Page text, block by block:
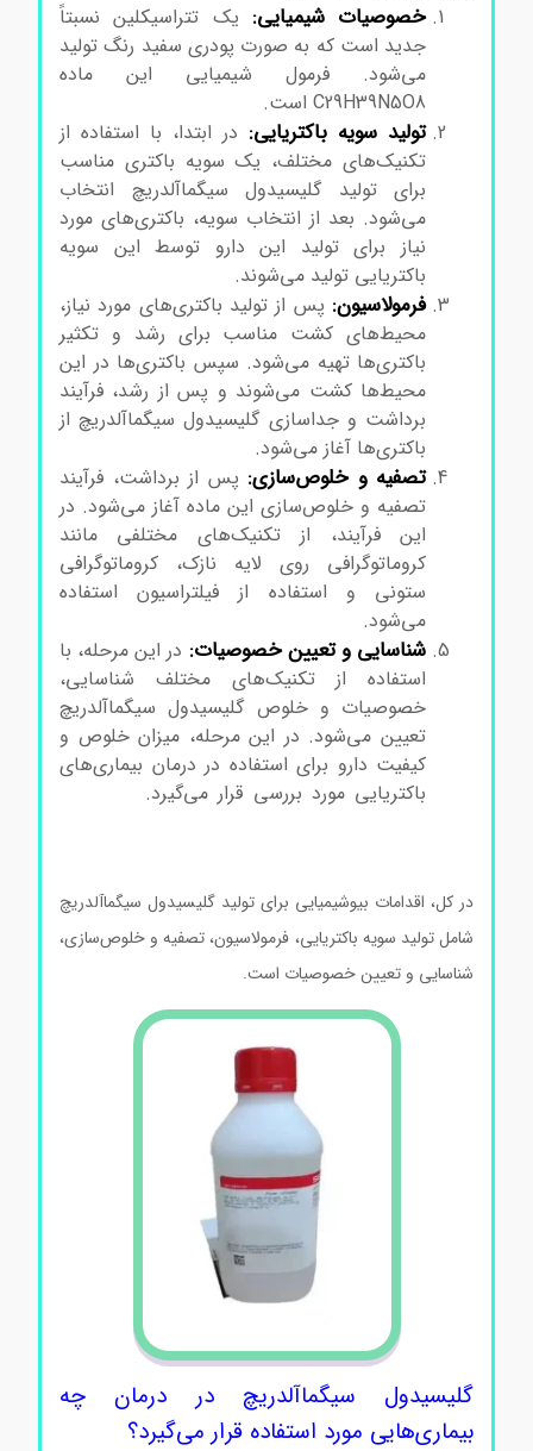
خصوصیات شیمیایی:یک تتراسیکلین نسبتاً
جدید است که به صورت پودری سفید رنگ تولید
می‌شود. فرمول شیمیایی این ماده
C29H39N5O8 است.
تولید سویه باکتریایی:در ابتدا، با استفاده از
تکنیک‌های مختلف، یک سویه باکتری مناسب
برای تولید گلیسیدول سیگماآلدریچ انتخاب
می‌شود. بعد از انتخاب سویه، باکتری‌های مورد
نیاز برای تولید این دارو توسط این سویه
باکتریایی تولید می‌شوند.
فرمولاسیون:پس از تولید باکتری‌های مورد نیاز،
محیط‌های کشت مناسب برای رشد و تکثیر
باکتری‌ها تهیه می‌شود. سپس باکتری‌ها در این
محیط‌ها کشت می‌شوند و پس از رشد، فرآیند
برداشت و جداسازی گلیسیدول سیگماآلدریچ از
باکتری‌ها آغاز می‌شود.
تصفیه و خلوص‌سازی:پس از برداشت، فرآیند
تصفیه و خلوص‌سازی این ماده آغاز می‌شود. در
این فرآیند، از تکنیک‌های مختلفی مانند
کروماتوگرافی روی لایه نازک، کروماتوگرافی
ستونی و استفاده از فیلتراسیون استفاده
می‌شود.
شناسایی و تعیین خصوصیات:در این مرحله، با
استفاده از تکنیک‌های مختلف شناسایی،
خصوصیات و خلوص گلیسیدول سیگماآلدریچ
تعیین می‌شود. در این مرحله، میزان خلوص و
کیفیت دارو برای استفاده در درمان بیماری‌های
باکتریایی مورد بررسی قرار می‌گیرد.گلیسیدول
در کل، اقدامات بیوشیمیایی برای تولید گلیسیدول سیگماآلدریچ
شامل تولید سویه باکتریایی، فرمولاسیون، تصفیه و خلوص‌سازی،
شناسایی و تعیین خصوصیات است.
گلیسیدول سیگماآلدریچ در درمان چه
بیماری‌هایی مورد استفاده قرار می‌گیرد؟